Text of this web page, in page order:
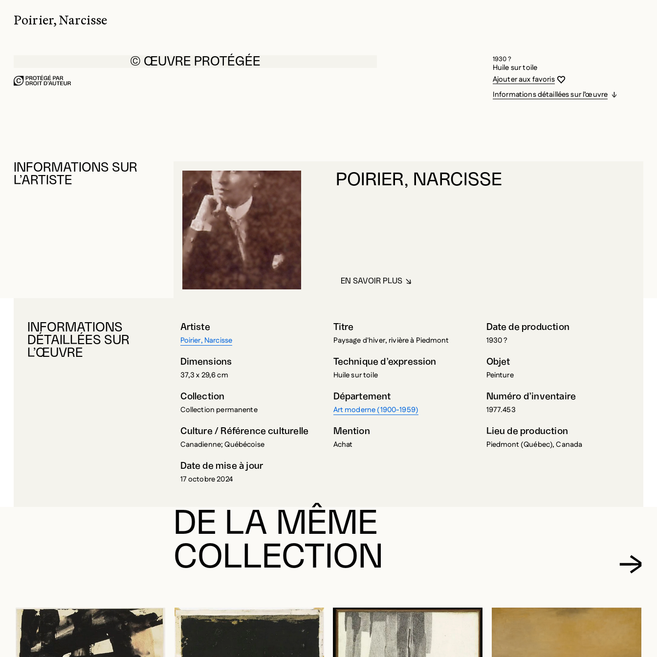
Poirier, Narcisse
© ŒUVRE PROTÉGÉE 1930 ?
Huile sur toile
Vous devez être connecté pour
Fermer la modale
Ouvrir la modale
Ajouter aux favoris
Informations détaillées sur l’œuvre
INFORMATIONS SUR
L’ARTISTE
POIRIER, NARCISSE
EN SAVOIR PLUSÀ PROPOS DE POIRIER, NARCISSE
INFORMATIONS
DÉTAILLÉES SUR
L’ŒUVRE
Artiste
Poirier, Narcisse
Titre
Paysage d'hiver, rivière à Piedmont
Date de production
1930 ?
Dimensions
37,3 x 29,6 cm
Technique d’expression
Huile sur toile
Objet
Peinture
Collection
Collection permanente
Département
Art moderne (1900-1959)
Numéro d’inventaire
1977.453
Culture / Référence culturelle
Canadienne; Québécoise
Mention
Achat
Lieu de production
Piedmont (Québec), Canada
Date de mise à jour
17 octobre 2024
DE LA MÊME
COLLECTION